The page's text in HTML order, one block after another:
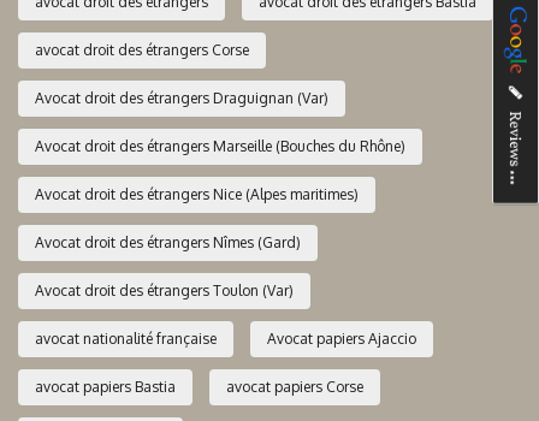
avocat droit des étrangers Corse
Avocat droit des étrangers Draguignan (Var)
Avocat droit des étrangers Marseille (Bouches du Rhône)
Avocat droit des étrangers Nice (Alpes maritimes)
Avocat droit des étrangers Nîmes (Gard)
Avocat droit des étrangers Toulon (Var)
avocat nationalité française Avocat papiers Ajaccio
avocat papiers Bastia avocat papiers Corse